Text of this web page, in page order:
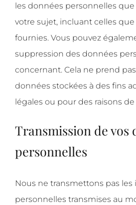
les données personnelles
votre sujet, incluant celles que
fournies. Vous pouvez
suppression des données
concernant. Cela ne prend
données stockées à des fins
légales ou pour des raisons
Transmission de vos
personnelles
Nous ne transmettons pas
personnelles transmises au